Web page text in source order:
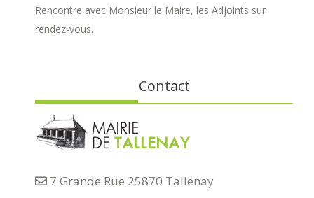
Rencontre avec Monsieur le Maire, les Adjoints sur
rendez-vous.
Contact
7 Grande Rue 25870 Tallenay